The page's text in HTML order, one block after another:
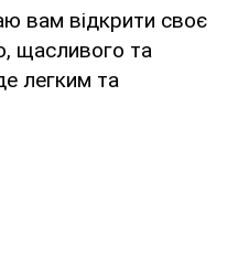
вам відкрити своє
щасливого та
легким та